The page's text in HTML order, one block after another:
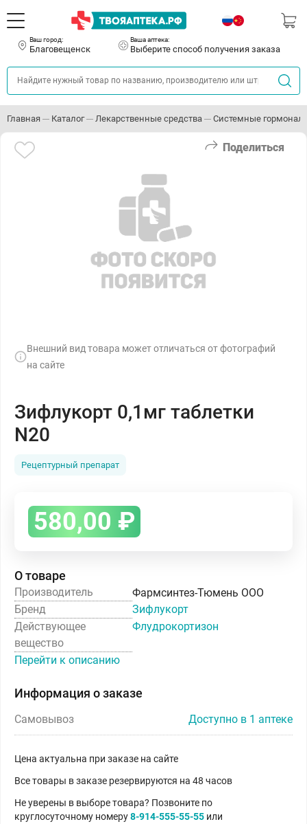
Ваш город:
Благовещенск
Ваша аптека:
Выберите способ получения заказа
Главная Каталог Лекарственные средства Системные
Поделиться
Внешний вид товара может отличаться от фотографий
на сайте
Зифлукорт 0,1мг таблетки
N20
Рецептурный препарат
580,00 ₽
О товаре
Производитель
Фармсинтез-Тюмень ООО
Бренд
Зифлукорт
Действующее
вещество
Флудрокортизон
Перейти к описанию
Информация о заказе
Самовывоз Доступно в 1 аптеке
Цена актуальна при заказе на сайте
Все товары в заказе резервируются на 48 часов
Не уверены в выборе товара? Позвоните по
круглосуточному номеру8-914-555-55-55 или